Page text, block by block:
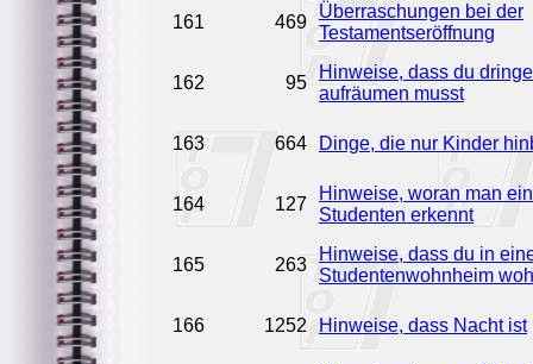
161 469
Überraschungen bei der
Testamentseröffnung
162 95
Hinweise, dass du
aufräumen musst
163 664 Dinge, die nur Kinder
164 127
Hinweise, woran man
Studenten erkennt
165 263
Hinweise, dass du in
Studentenwohnheim
166 1252 Hinweise, dass Nacht ist